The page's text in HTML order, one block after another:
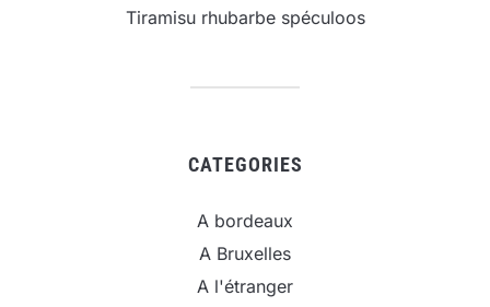
Tiramisu rhubarbe spéculoos
CATEGORIES
A bordeaux
A Bruxelles
A l'étranger